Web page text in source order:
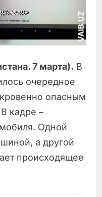
7 марта). В
очередное
опасным
кадре –
Одной
а другой
происходящее